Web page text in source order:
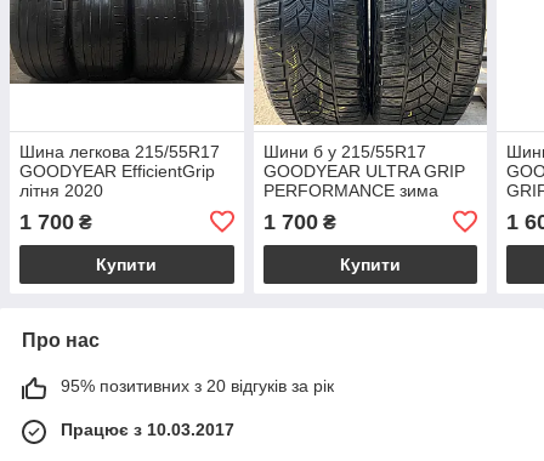
Шина легкова 215/55R17
GOODYEAR EfficientGrip
літня 2020
1 700 ₴
Купити
Шини б у 215/55R17
GOODYEAR ULTRA GRIP
PERFORMANCE зима
1 700₴
Купити
1
Про нас
95% позитивних з 20 відгуків за рік
Працює з 10.03.2017